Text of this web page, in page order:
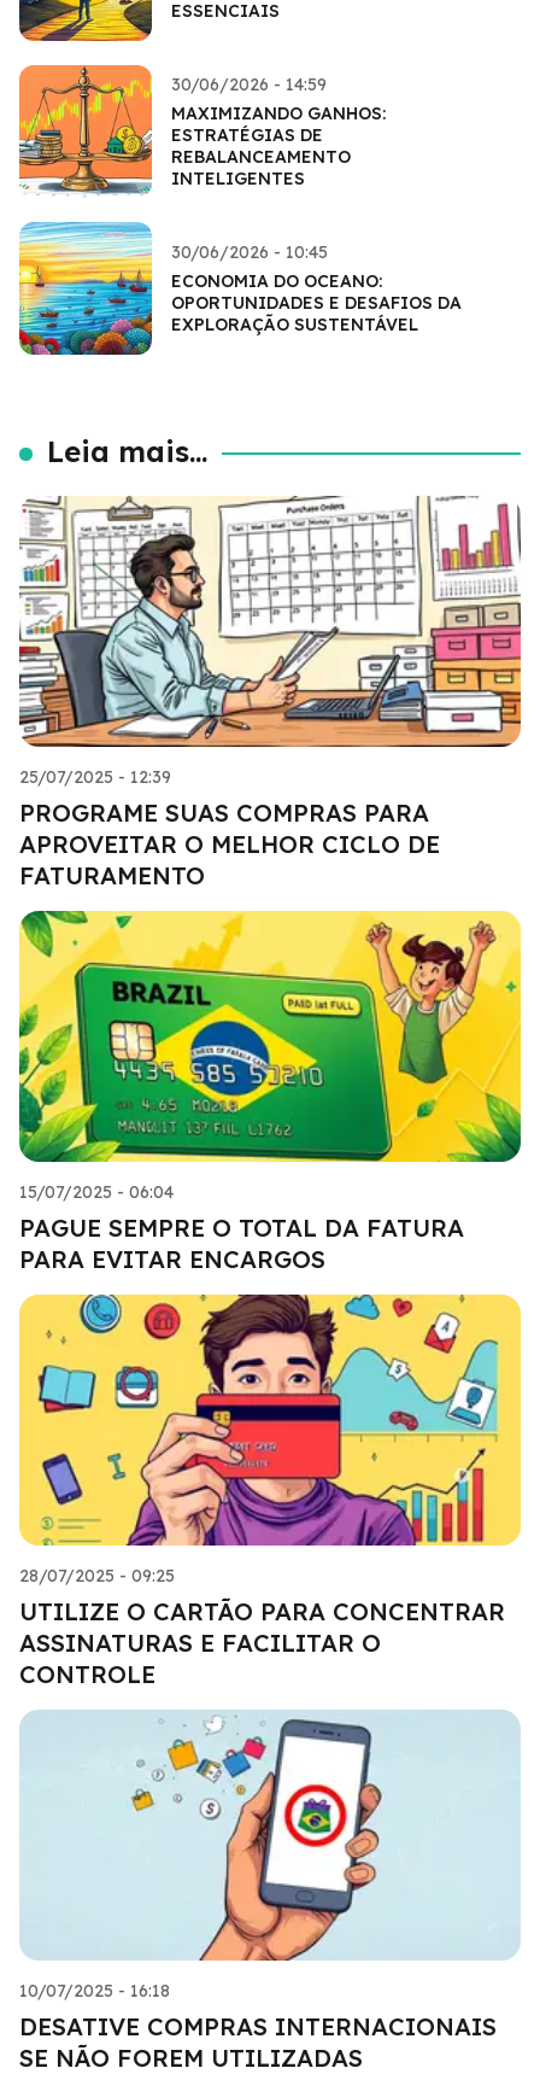
ESSENCIAIS
30/06/2026 - 14:59
MAXIMIZANDO GANHOS:
ESTRATÉGIAS DE
REBALANCEAMENTO
INTELIGENTES
30/06/2026 - 10:45
ECONOMIA DO OCEANO:
OPORTUNIDADES E DESAFIOS DA
EXPLORAÇÃO SUSTENTÁVEL
Leia mais...
25/07/2025 - 12:39
PROGRAME SUAS COMPRAS PARA
APROVEITAR O MELHOR CICLO DE
FATURAMENTO
15/07/2025 - 06:04
PAGUE SEMPRE O TOTAL DA FATURA
PARA EVITAR ENCARGOS
28/07/2025 - 09:25
UTILIZE O CARTÃO PARA CONCENTRAR
ASSINATURAS E FACILITAR O
CONTROLE
10/07/2025 - 16:18
DESATIVE COMPRAS INTERNACIONAIS
SE NÃO FOREM UTILIZADAS